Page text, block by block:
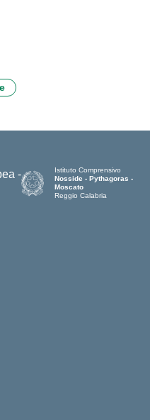
Istituto Comprensivo
Nosside - Pythagoras -
Moscato
Reggio Calabria